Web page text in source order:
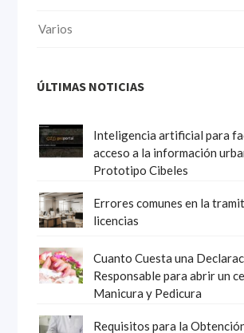
Varios
ÚLTIMAS NOTICIAS
Inteligencia artificial para
acceso a la información
Prototipo Cibeles
Errores comunes en la
licencias
Cuanto Cuesta una
Responsable para abrir un
Manicura y Pedicura
Requisitos para la